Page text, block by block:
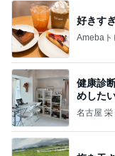
好きす
Amebaト
健康診
めした
名古屋 栄